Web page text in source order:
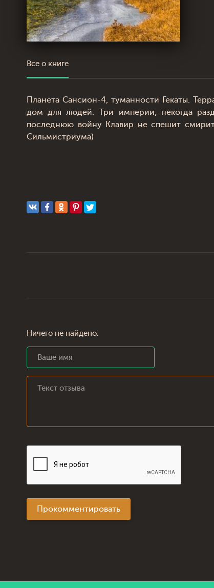
Все о книге
Планета Сансион-4, туманности Гекаты.
дом для людей. Три империи, некогда
последнюю войну Клавир не спешит
Сильмистриума)
Ничего не найдено.
Прокомментировать